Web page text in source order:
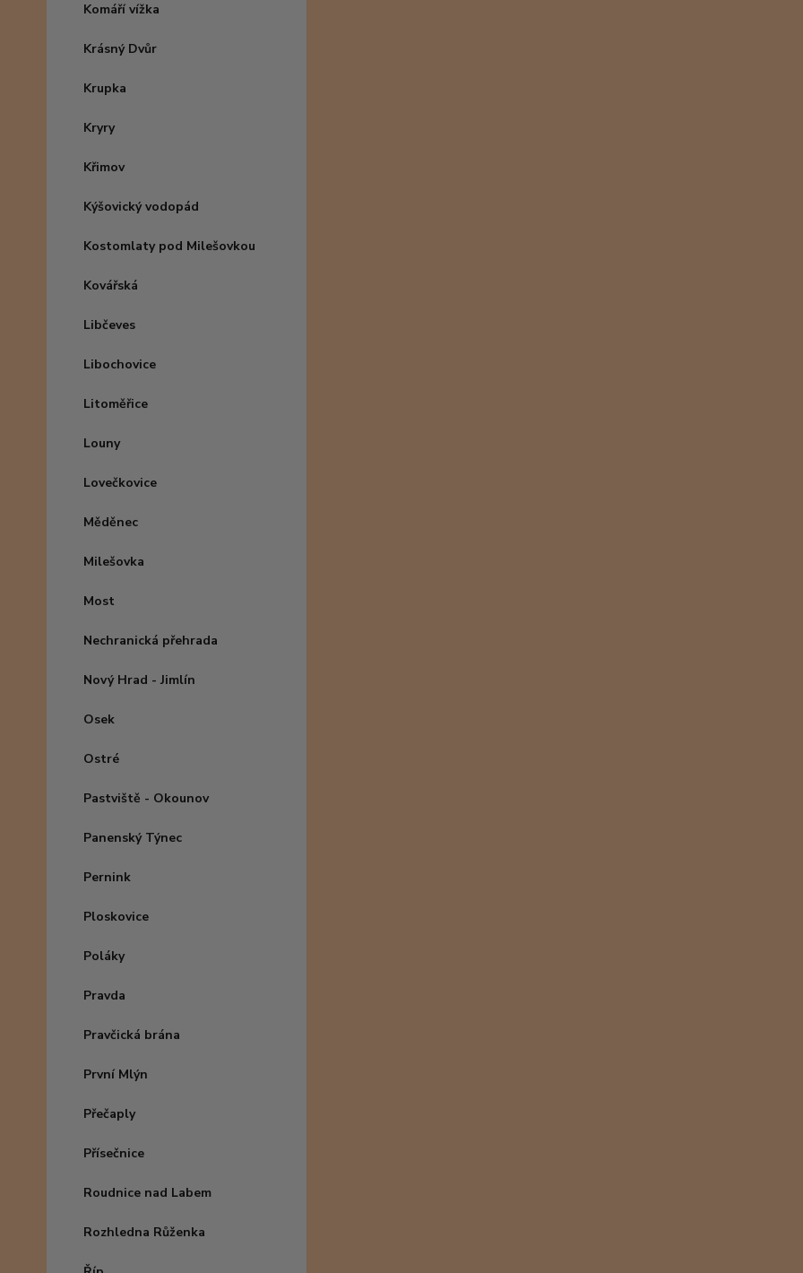
Komáří vížka
Krásný Dvůr
Krupka
Kryry
Křimov
Kýšovický vodopád
Kostomlaty pod Milešovkou
Kovářská
Libčeves
Libochovice
Litoměřice
Louny
Lovečkovice
Měděnec
Milešovka
Most
Nechranická přehrada
Nový Hrad - Jimlín
Osek
Ostré
Pastviště - Okounov
Panenský Týnec
Pernink
Ploskovice
Poláky
Pravda
Pravčická brána
První Mlýn
Přečaply
Přísečnice
Roudnice nad Labem
Rozhledna Růženka